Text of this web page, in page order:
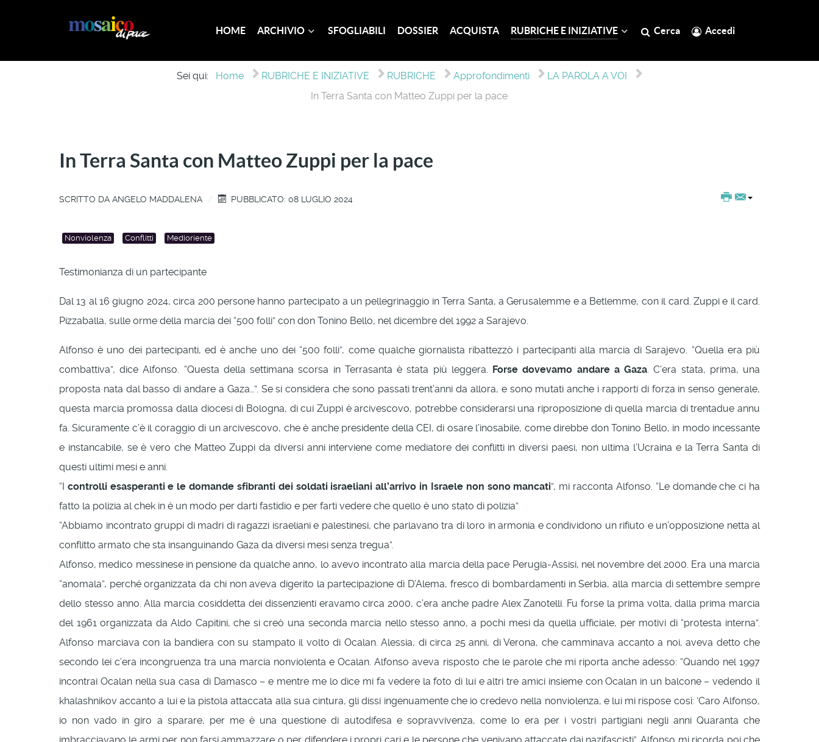
HOME ARCHIVIO SFOGLIABILI DOSSIER ACQUISTA RUBRICHE E INIZIATIVE Cerca Accedi
Sei qui: Home RUBRICHE E INIZIATIVE RUBRICHE Approfondimenti
LA PAROLA A VOI
In Terra Santa con Matteo Zuppi per la pace
In Terra Santa con Matteo Zuppi per la pace
SCRITTO DA ANGELO MADDALENA PUBBLICATO: 08 LUGLIO 2024
Nonviolenza Conflitti Medioriente
Testimonianza di un partecipante
Dal 13 al 16 giugno 2024, circa 200 persone hanno partecipato a un pellegrinaggio in Terra Santa, a Gerusalemme e a Betlemme, con il card. Zuppi e il card.
Pizzaballa, sulle orme della marcia dei “500 folli” con don Tonino Bello, nel dicembre del 1992 a Sarajevo.
Alfonso è uno dei partecipanti, ed è anche uno dei “500 folli”, come qualche giornalista ribattezzò i partecipanti alla marcia di Sarajevo. “Quella era più
combattiva”, dice Alfonso. “Questa della settimana scorsa in Terrasanta è stata più leggera. Forse dovevamo andare a Gaza . C’era stata, prima, una
proposta nata dal basso di andare a Gaza…”. Se si considera che sono passati trent’anni da allora, e sono mutati anche i rapporti di forza in senso generale,
questa marcia promossa dalla diocesi di Bologna, di cui Zuppi è arcivescovo, potrebbe considerarsi una riproposizione di quella marcia di trentadue annu
fa. Sicuramente c’è il coraggio di un arcivescovo, che è anche presidente della CEI, di osare l’inosabile, come direbbe don Tonino Bello, in modo incessante
e instancabile, se è vero che Matteo Zuppi da diversi anni interviene come mediatore dei conflitti in diversi paesi, non ultima l’Ucraina e la Terra Santa di
questi ultimi mesi e anni.
“I controlli esasperanti e le domande sfibranti dei soldati israeliani all’arrivo in Israele non sono mancati”, mi racconta Alfonso. “Le domande che ci ha
fatto la polizia al chek in è un modo per darti fastidio e per farti vedere che quello è uno stato di polizia”
“Abbiamo incontrato gruppi di madri di ragazzi israeliani e palestinesi, che parlavano tra di loro in armonia e condividono un rifiuto e un’opposizione netta al
conflitto armato che sta insanguinando Gaza da diversi mesi senza tregua”.
Alfonso, medico messinese in pensione da qualche anno, lo avevo incontrato alla marcia della pace Perugia-Assisi, nel novembre del 2000. Era una marcia
“anomala”, perché organizzata da chi non aveva digerito la partecipazione di D’Alema, fresco di bombardamenti in Serbia, alla marcia di settembre sempre
dello stesso anno. Alla marcia cosiddetta dei dissenzienti eravamo circa 2000, c’era anche padre Alex Zanotelli. Fu forse la prima volta, dalla prima marcia
del 1961 organizzata da Aldo Capitini, che si creò una seconda marcia nello stesso anno, a pochi mesi da quella ufficiale, per motivi di “protesta interna”.
Alfonso marciava con la bandiera con su stampato il volto di Ocalan. Alessia, di circa 25 anni, di Verona, che camminava accanto a noi, aveva detto che
secondo lei c’era incongruenza tra una marcia nonviolenta e Ocalan. Alfonso aveva risposto che le parole che mi riporta anche adesso: “Quando nel 1997
incontrai Ocalan nella sua casa di Damasco – e mentre me lo dice mi fa vedere la foto di lui e altri tre amici insieme con Ocalan in un balcone – vedendo il
khalashnikov accanto a lui e la pistola attaccata alla sua cintura, gli dissi ingenuamente che io credevo nella nonviolenza, e lui mi rispose così: ‘Caro Alfonso,
io non vado in giro a sparare, per me è una questione di autodifesa e sopravvivenza, come lo era per i vostri partigiani negli anni Quaranta che
imbracciavano le armi per non farsi ammazzare o per difendere i propri cari e le persone che venivano attaccate dai nazifascisti”. Alfonso mi ricorda poi che